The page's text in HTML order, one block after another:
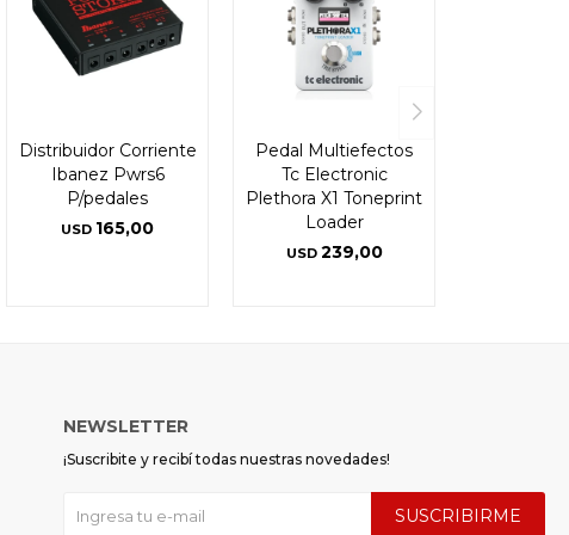
Distribuidor Corriente
Ibanez Pwrs6
P/pedales
USD 165,00
Pedal Multiefectos
Tc Electronic
Plethora X1 Toneprint
Loader
USD 239,00
NEWSLETTER
¡Suscribite y recibí todas nuestras novedades!
SUSCRIBIRME